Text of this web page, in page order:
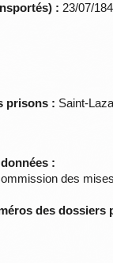
: 23/07/
prisons : Saint-
:
des
des dossiers